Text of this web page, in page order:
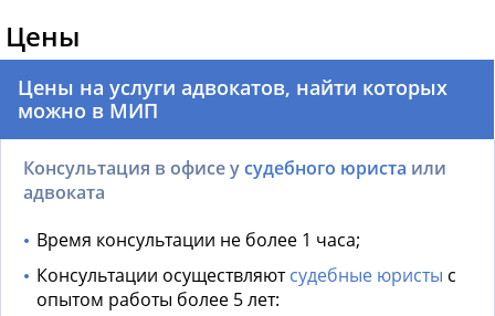
Цены
Цены на услуги адвокатов, найти которых
можно в МИП
Консультация в офисе усудебного юриста или
адвоката
Время консультации не более 1 часа;
Консультации осуществляютсудебные юристы с
опытом работы более 5 лет: